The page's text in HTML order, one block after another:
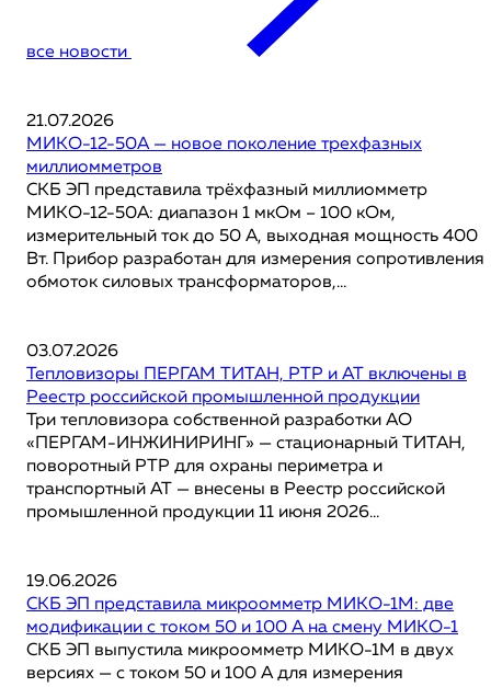
все новости
21.07.2026
МИКО-12-50А — новое поколение трехфазных
миллиомметров
СКБ ЭП представила трёхфазный миллиомметр
МИКО-12-50А: диапазон 1 мкОм – 100 кОм,
измерительный ток до 50 А, выходная мощность 400
Вт. Прибор разработан для измерения сопротивления
обмоток силовых трансформаторов,...
03.07.2026
Тепловизоры ПЕРГАМ ТИТАН, РТР и АТ включены в
Реестр российской промышленной продукции
Три тепловизора собственной разработки АО
«ПЕРГАМ-ИНЖИНИРИНГ» — стационарный ТИТАН,
поворотный РТР для охраны периметра и
транспортный АТ — внесены в Реестр российской
промышленной продукции 11 июня 2026...
19.06.2026
СКБ ЭП представила микроомметр МИКО-1М: две
модификации с током 50 и 100 А на смену МИКО-1
СКБ ЭП выпустила микроомметр МИКО-1М в двух
версиях — с током 50 и 100 А для измерения